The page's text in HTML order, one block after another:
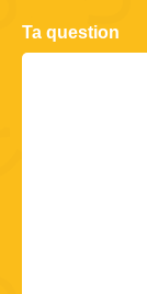
Ta question